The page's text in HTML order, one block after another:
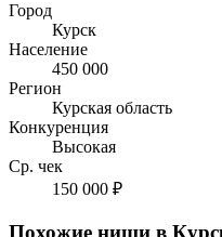
Город
Курск
Население
450 000
Регион
Курская область
Конкуренция
Высокая
Ср. чек
150 000 ₽
Похожие ниши в